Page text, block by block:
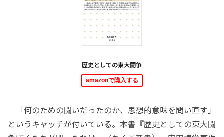
歴史としての東大闘争
amazonで購入する
「何のための闘いだったのか、思想的意味を問い直す」
というキャッチが付いている。本書『歴史としての東大闘